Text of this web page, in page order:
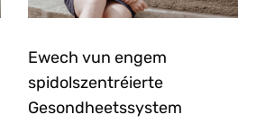
Ewech vun engem
spidolszentréierte
Gesondheetssystem